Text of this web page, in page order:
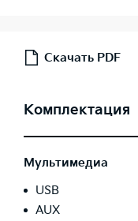
Скачать PDF
Комплектация
Мультимедиа
USB
AUX